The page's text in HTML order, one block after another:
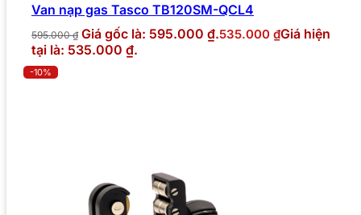
Van nạp gas Tasco TB120SM-QCL4
595.000₫ Giá gốc là: 595.000 ₫.535.000 ₫Giá hiện
tại là: 535.000 ₫.
-10%